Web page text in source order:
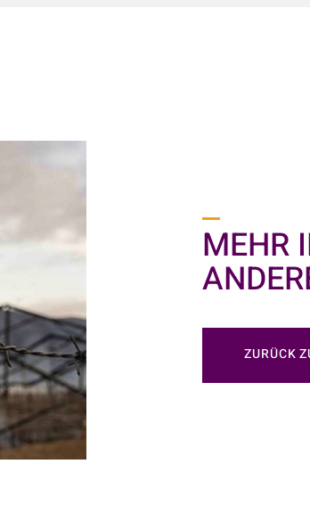
MEHR
ZURÜCK